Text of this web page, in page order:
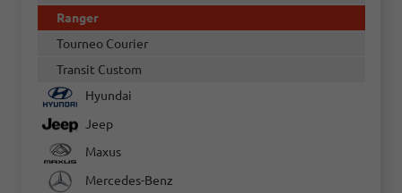
Ranger
Tourneo Courier
Transit Custom
Hyundai
Jeep
Maxus
Mercedes-Benz